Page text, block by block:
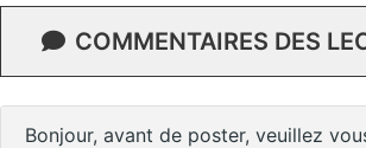
COMMENTAIRES DES
Bonjour, avant de poster, veuillez